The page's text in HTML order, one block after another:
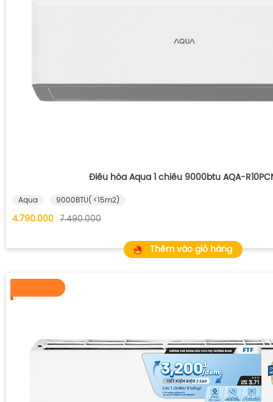
Điều hòa Aqua 1 chiều 9000btu AQA-
Aqua 9000BTU( <15m2)
4.790.000 7.490.000
Thêm vào giỏ hàng